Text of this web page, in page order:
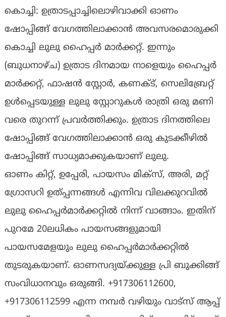
കൊച്ചി: ഉത്രാടപ്പാച്ചിലൊഴിവാക്കി ഓണം
ഷോപ്പിങ്ങ് വേ​ഗത്തിലാക്കാൻ അവസരമൊരുക്കി
കൊച്ചി ലുലു ഹൈപ്പർ മാർക്കറ്റ്. ഇന്നും
(ബുധനാഴ്ച) ഉത്രാട ദിനമായ നാളെയും ഹൈപ്പർ
മാർക്കറ്റ്, ഫാഷൻ സ്റ്റോർ, കണക്ട്, സെലിബ്രേറ്റ്
ഉൾപ്പെടയുള്ള ലുലു സ്റ്റോറുകൾ രാത്രി ഒരു മണി
വരെ തുറന്ന് പ്രവർത്തിക്കും. ഉത്രാട ദിനത്തിലെ
ഷോപ്പിങ്ങ് വേ​ഗത്തിലാക്കാൻ ഒരു കുടക്കീഴിൽ
ഷോപ്പിങ്ങ് സാധ്യമാക്കുകയാണ് ലുലു.
ഓണം കിറ്റ്, ഉപ്പേരി, പായസം മിക്സ്, അരി, മറ്റ് ​
ഗ്രോസറി ഉത്പ്പന്നങ്ങൾ എന്നിവ വിലക്കുറവിൽ
ലുലു ഹൈപ്പർമാർക്കറ്റിൽ നിന്ന് വാങ്ങാം. ഇതിന്
പുറമേ 20ലധികം പായസങ്ങളുമായി
പായസമേളയും ലുലു ഹൈപ്പർമാർക്കറ്റിൽ
തുടരുകയാണ്. ഓണസദ്യയ്ക്കുള്ള പ്രി ബുക്കിങ്ങ്
സംവിധാനവും ഒരുങ്ങി. +917306112600,
+917306112599 എന്ന നമ്പർ വഴിയും വാട്സ് ആപ്പ്